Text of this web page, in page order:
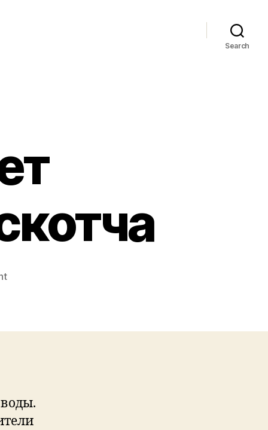
Search
on
скотча